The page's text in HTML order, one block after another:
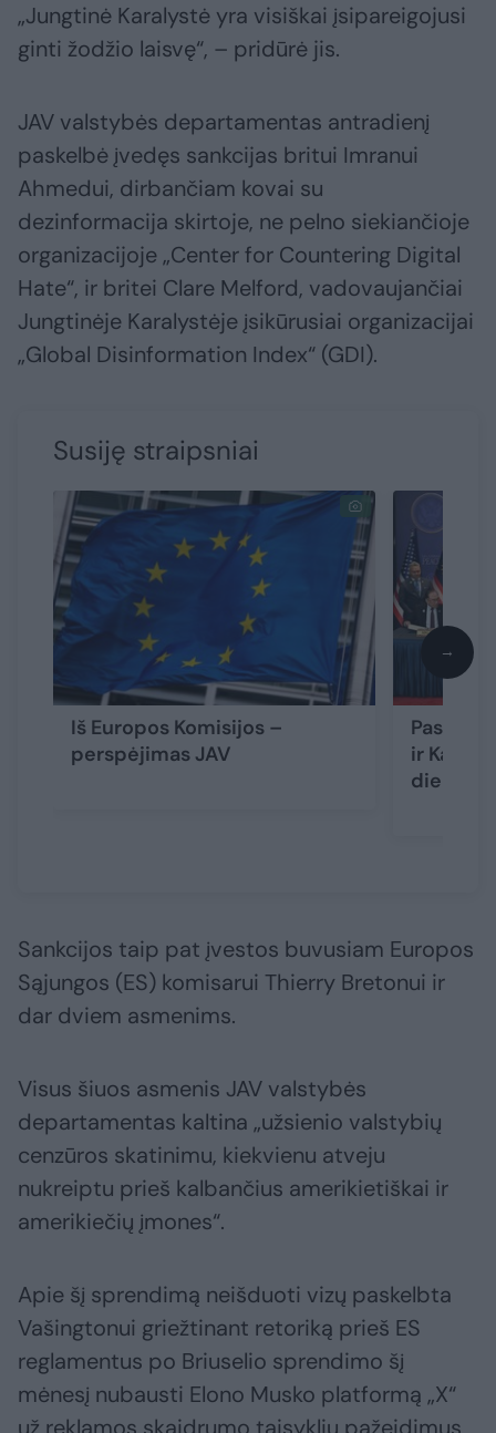
„Jungtinė Karalystė yra visiškai įsipareigojusi
ginti žodžio laisvę“, – pridūrė jis.
JAV valstybės departamentas antradienį
paskelbė įvedęs sankcijas britui Imranui
Ahmedui, dirbančiam kovai su
dezinformacija skirtoje, ne pelno siekiančioje
organizacijoje „Center for Countering Digital
Hate“, ir britei Clare Melford, vadovaujančiai
Jungtinėje Karalystėje įsikūrusiai organizacijai
„Global Disinformation Index“ (GDI).
Susiję straipsniai
Iš Europos Komisijos –
perspėjimas JAV
ir
dienų
→
Sankcijos taip pat įvestos buvusiam Europos
Sąjungos (ES) komisarui Thierry Bretonui ir
dar dviem asmenims.
Visus šiuos asmenis JAV valstybės
departamentas kaltina „užsienio valstybių
cenzūros skatinimu, kiekvienu atveju
nukreiptu prieš kalbančius amerikietiškai ir
amerikiečių įmones“.
Apie šį sprendimą neišduoti vizų paskelbta
Vašingtonui griežtinant retoriką prieš ES
reglamentus po Briuselio sprendimo šį
mėnesį nubausti Elono Musko platformą „X“